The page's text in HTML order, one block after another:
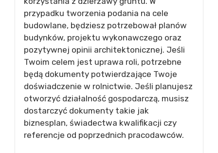
przypadku tworzenia podania na cele
budowlane, będziesz potrzebował planów
budynków, projektu wykonawczego oraz
pozytywnej opinii architektonicznej. Jeśli
Twoim celem jest uprawa roli, potrzebne
będą dokumenty potwierdzające Twoje
doświadczenie w rolnictwie. Jeśli planujesz
otworzyć działalność gospodarczą, musisz
dostarczyć dokumenty takie jak
biznesplan, świadectwa kwalifikacji czy
referencje od poprzednich pracodawców.